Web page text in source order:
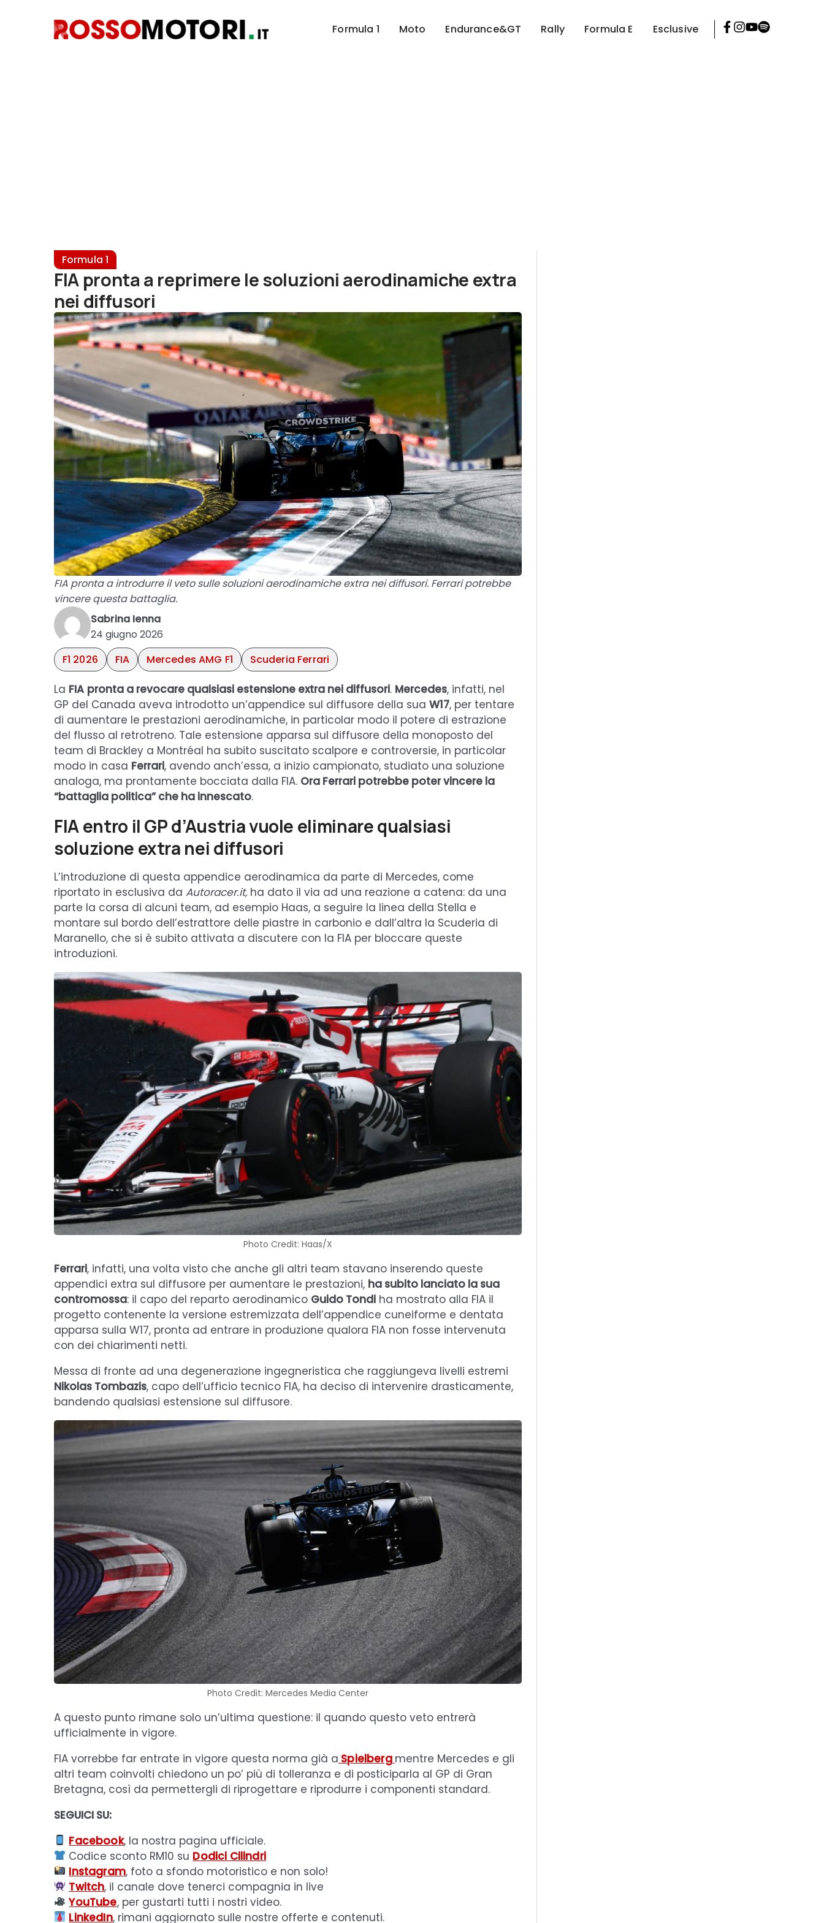
Formula 1 Moto Endurance&GT Rally Formula E Esclusive
Formula 1
FIA pronta a reprimere le soluzioni aerodinamiche extra
nei diffusori
FIA pronta a introdurre il veto sulle soluzioni aerodinamiche extra nei diffusori. Ferrari potrebbe
vincere questa battaglia.
Sabrina Ienna
24 giugno 2026
F1 2026
FIA Mercedes AMG F1 Scuderia Ferrari
La FIA pronta a revocare qualsiasi estensione extra nei diffusori. Mercedes, infatti, nel
GP del Canada aveva introdotto un’appendice sul diffusore della sua W17, per tentare
di aumentare le prestazioni aerodinamiche, in particolar modo il potere di estrazione
del flusso al retrotreno. Tale estensione apparsa sul diffusore della monoposto del
team di Brackley a Montréal ha subito suscitato scalpore e controversie, in particolar
modo in casa Ferrari, avendo anch’essa, a inizio campionato, studiato una soluzione
analoga, ma prontamente bocciata dalla FIA. Ora Ferrari potrebbe poter vincere la
“battaglia politica” che ha innescato.
FIA entro il GP d’Austria vuole eliminare qualsiasi
soluzione extra nei diffusori
L’introduzione di questa appendice aerodinamica da parte di Mercedes, come
riportato in esclusiva da Autoracer.it, ha dato il via ad una reazione a catena: da una
parte la corsa di alcuni team, ad esempio Haas, a seguire la linea della Stella e
montare sul bordo dell’estrattore delle piastre in carbonio e dall’altra la Scuderia di
Maranello, che si è subito attivata a discutere con la FIA per bloccare queste
introduzioni.
Photo Credit: Haas/X
Ferrari, infatti, una volta visto che anche gli altri team stavano inserendo queste
appendici extra sul diffusore per aumentare le prestazioni, ha subito lanciato la sua
contromossa: il capo del reparto aerodinamico Guido Tondi ha mostrato alla FIA il
progetto contenente la versione estremizzata dell’appendice cuneiforme e dentata
apparsa sulla W17, pronta ad entrare in produzione qualora FIA non fosse intervenuta
con dei chiarimenti netti.
Messa di fronte ad una degenerazione ingegneristica che raggiungeva livelli estremi
Nikolas Tombazis, capo dell’ufficio tecnico FIA, ha deciso di intervenire drasticamente,
bandendo qualsiasi estensione sul diffusore.
Photo Credit: Mercedes Media Center
A questo punto rimane solo un’ultima questione: il quando questo veto entrerà
ufficialmente in vigore.
FIA vorrebbe far entrate in vigore questa norma già a Spielberg mentre Mercedes e gli
altri team coinvolti chiedono un po’ più di tolleranza e di posticiparla al GP di Gran
Bretagna, così da permettergli di riprogettare e riprodurre i componenti standard.
SEGUICI SU:
Facebook, la nostra pagina ufficiale.
Codice sconto RM10 su Dodici Cilindri
Instagram, foto a sfondo motoristico e non solo!
Twitch, il canale dove tenerci compagnia in live
YouTube, per gustarti tutti i nostri video.
LinkedIn, rimani aggiornato sulle nostre offerte e contenuti.